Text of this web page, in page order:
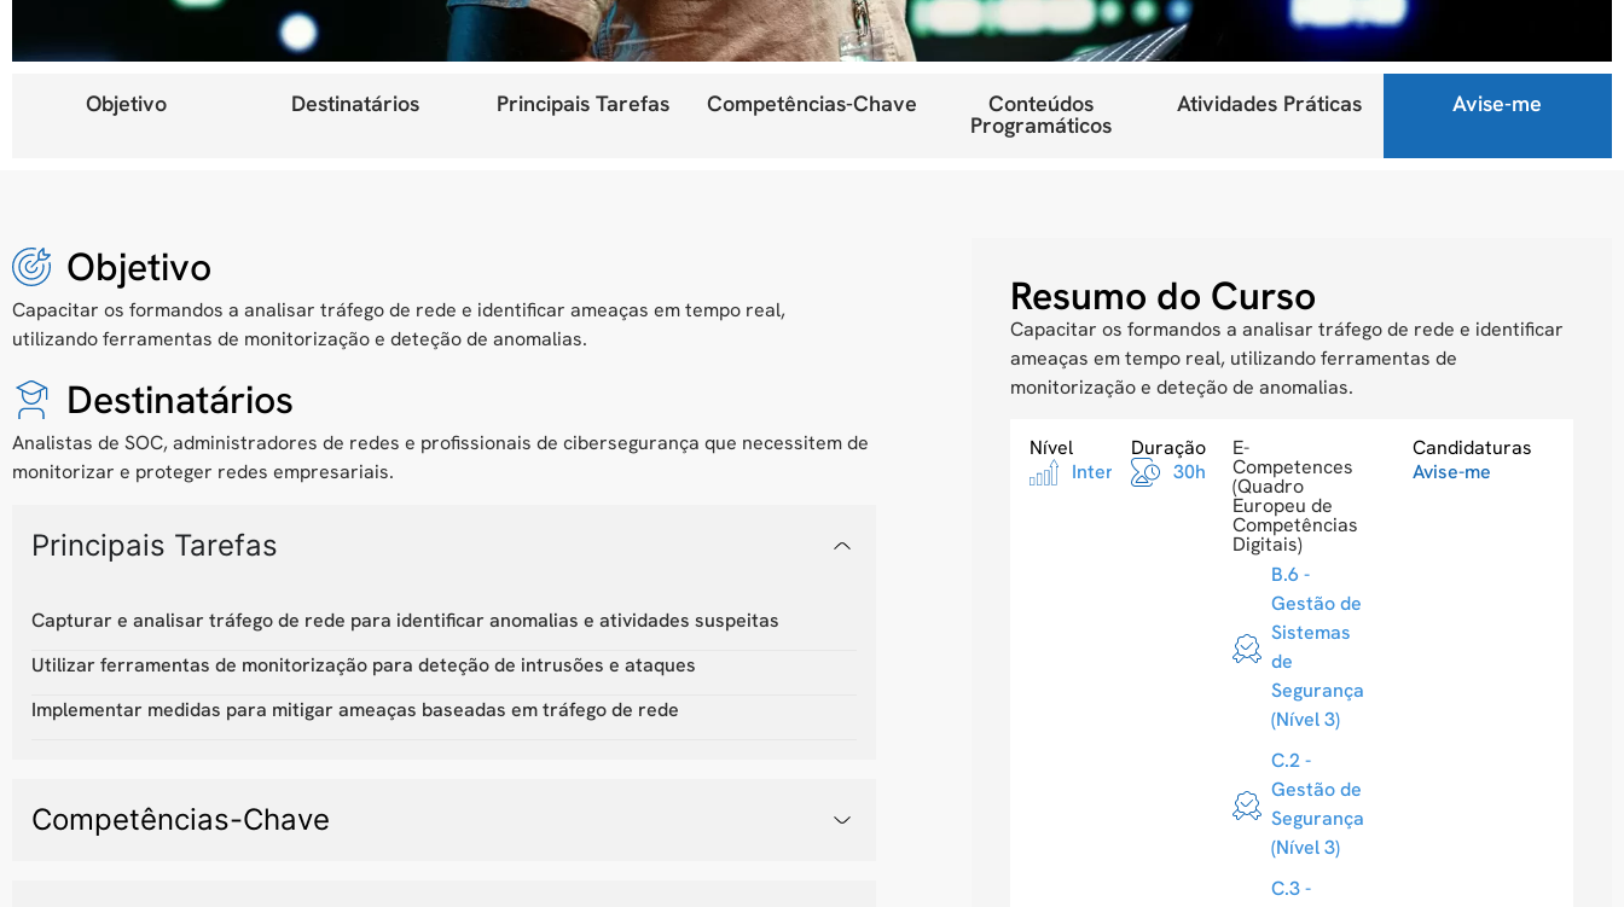
Objetivo Destinatários Principais Tarefas Competências-Chave Conteúdos
Programáticos
Atividades Práticas Avise-me
Objetivo
Capacitar os formandos a analisar tráfego de rede e identificar ameaças em tempo real,
utilizando ferramentas de monitorização e deteção de anomalias.
Destinatários
Analistas de SOC, administradores de redes e profissionais de cibersegurança que necessitem de
monitorizar e proteger redes empresariais.
Principais Tarefas
Capturar e analisar tráfego de rede para identificar anomalias e atividades suspeitas
Utilizar ferramentas de monitorização para deteção de intrusões e ataques
Implementar medidas para mitigar ameaças baseadas em tráfego de rede
Competências-Chave
Resumo do Curso
Capacitar os formandos a analisar tráfego de rede e identificar
ameaças em tempo real, utilizando ferramentas de
monitorização e deteção de anomalias.
Nível
Intermediario
Duração
30h
E-
Competences
(Quadro
Europeu de
Competências
Digitais)
B.6 -
Gestão de
Sistemas
de
Segurança
(Nível 3)
C.2 -
Gestão de
Segurança
(Nível 3)
C.3 -
Candidaturas
Avise-me